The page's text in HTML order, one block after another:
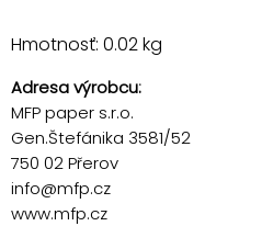
Hmotnosť: 0.02 kg
Adresa výrobcu:
MFP paper s.r.o.
Gen.Štefánika 3581/52
750 02 Přerov
info@mfp.cz
www.mfp.cz